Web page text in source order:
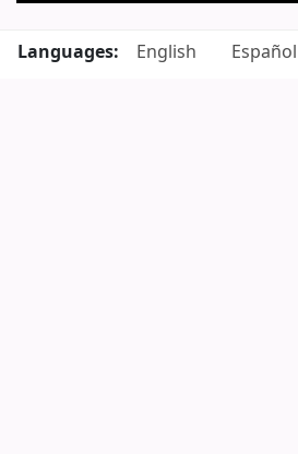
Languages:
English Español